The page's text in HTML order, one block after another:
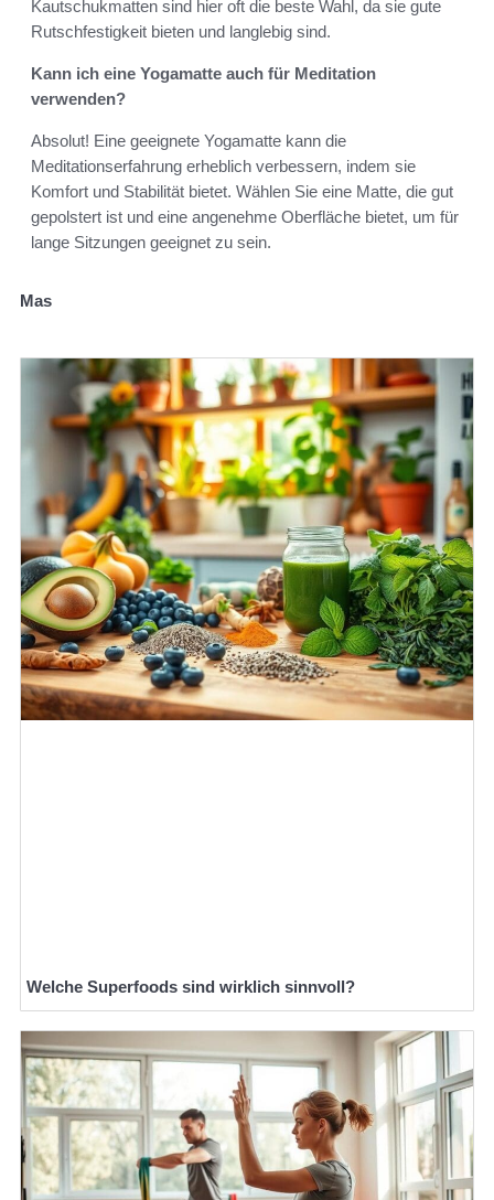
Kautschukmatten sind hier oft die beste Wahl, da sie gute
Rutschfestigkeit bieten und langlebig sind.
Kann ich eine Yogamatte auch für Meditation
verwenden?
Absolut! Eine geeignete Yogamatte kann die
Meditationserfahrung erheblich verbessern, indem sie
Komfort und Stabilität bietet. Wählen Sie eine Matte, die gut
gepolstert ist und eine angenehme Oberfläche bietet, um für
lange Sitzungen geeignet zu sein.
Mas
Welche Superfoods sind wirklich sinnvoll?